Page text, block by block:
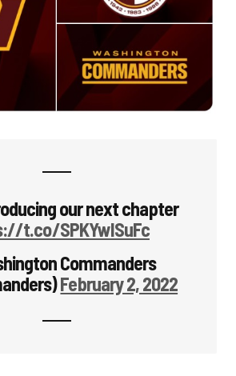
our next chapter
t.co/SPKYwISuFc
Commanders
February 2, 2022